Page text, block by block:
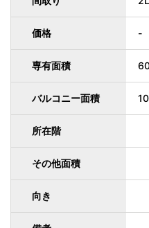
価格 -
専有面積
バルコニー面積
所在階
その他面積
向き